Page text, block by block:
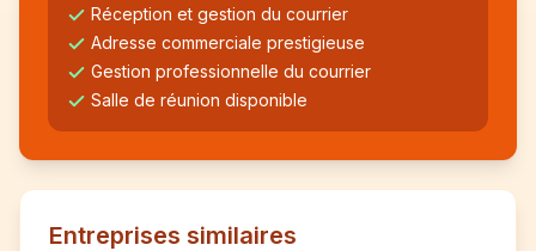
Réception et gestion du courrier
Adresse commerciale prestigieuse
Gestion professionnelle du courrier
Salle de réunion disponible
Entreprises similaires